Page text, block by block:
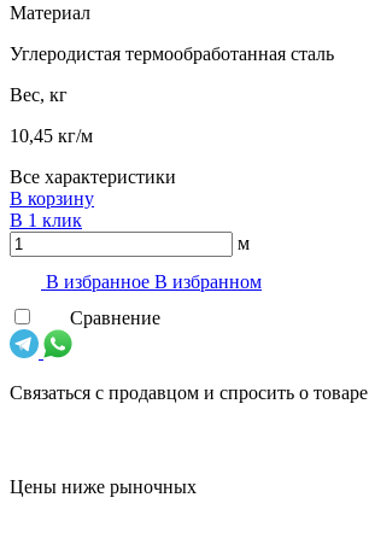
Материал
Углеродистая термообработанная сталь
Вес, кг
10,45 кг/м
Все характеристики
В корзину
В 1 клик
м
В избранноe В избранном
Сравнение
Связаться с продавцом и спросить о товаре
Цены ниже рыночных